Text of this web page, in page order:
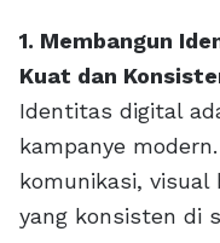
1. Membangun
Kuat dan
Identitas digital
kampanye
komunikasi,
yang konsisten di